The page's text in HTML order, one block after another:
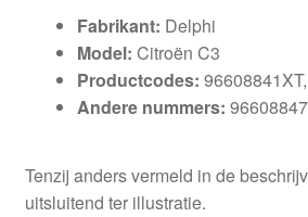
Fabrikant: Delphi
Model: Citroën C3
Productcodes:
Andere nummers:
Tenzij anders vermeld in de
uitsluitend ter illustratie.